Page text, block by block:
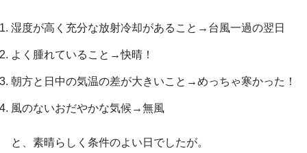
湿度が高く充分な放射冷却があること→台風一過の翌日
よく腫れていること→快晴！
朝方と日中の気温の差が大きいこと→めっちゃ寒かった！
風のないおだやかな気候→無風
と、素晴らしく条件のよい日でしたが。